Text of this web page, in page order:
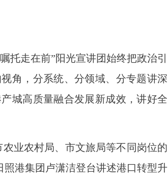
走在前”阳光宣讲团始终把政治引
角，分系统、分领域、分专题讲深
城高质量融合发展新成效，讲好全
业农村局、市文旅局等不同岗位的
港集团卢潇洁登台讲述港口转型升